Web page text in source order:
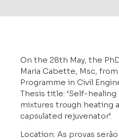
On the 28th May, the
Maria Cabette, Msc,
Programme in Civil
Thesis title: ‘Self-
mixtures trough heating
capsulated rejuvenator’.
Location: As provas